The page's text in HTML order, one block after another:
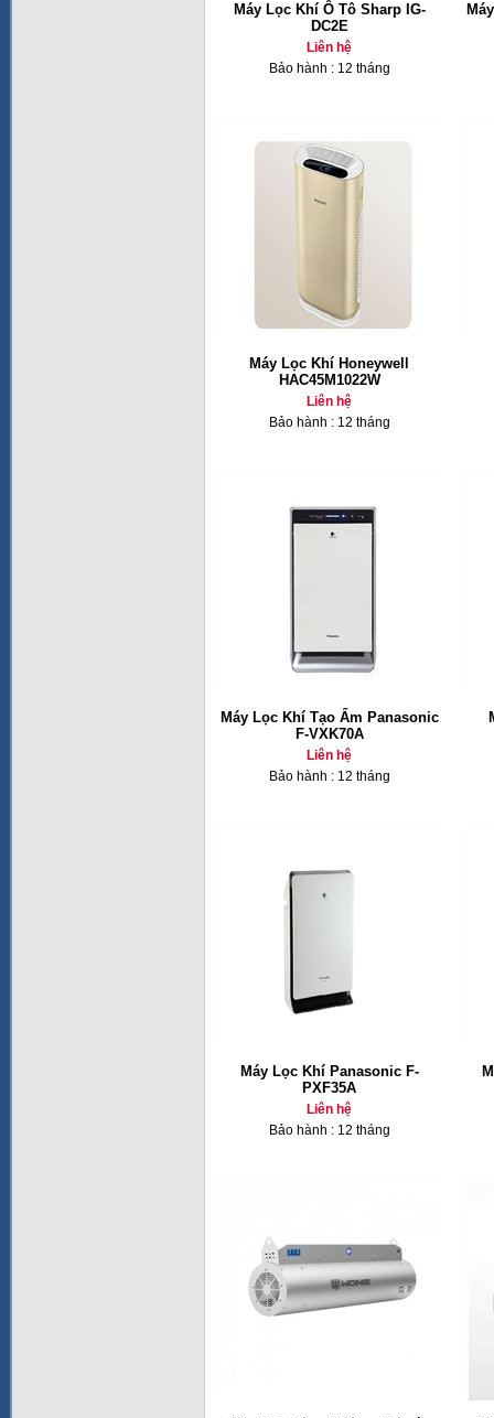
Máy Lọc Khí Ô Tô Sharp IG-
DC2E
Liên hệ
Bảo hành : 12 tháng
Máy Lọc Khí Honeywell
HAC45M1022W
Liên hệ
Bảo hành : 12 tháng
Máy Lọc Khí Tạo Ẩm Panasonic
F-VXK70A
Liên hệ
Bảo hành : 12 tháng
Máy Lọc Khí Panasonic F-
PXF35A
Liên hệ
Bảo hành : 12 tháng